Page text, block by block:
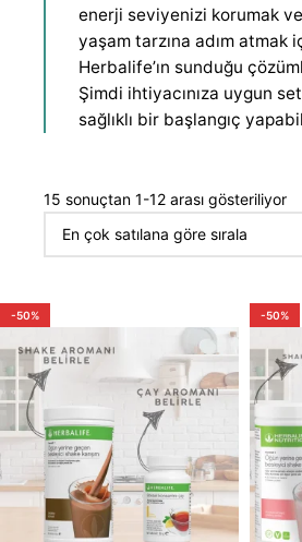
enerji seviyenizi korumak ve
yaşam tarzına adım atmak
Herbalife’ın sunduğu
Şimdi ihtiyacınıza uygun
sağlıklı bir başlangıç
15 sonuçtan 1-12 arası gösteriliyor
-50% -50%